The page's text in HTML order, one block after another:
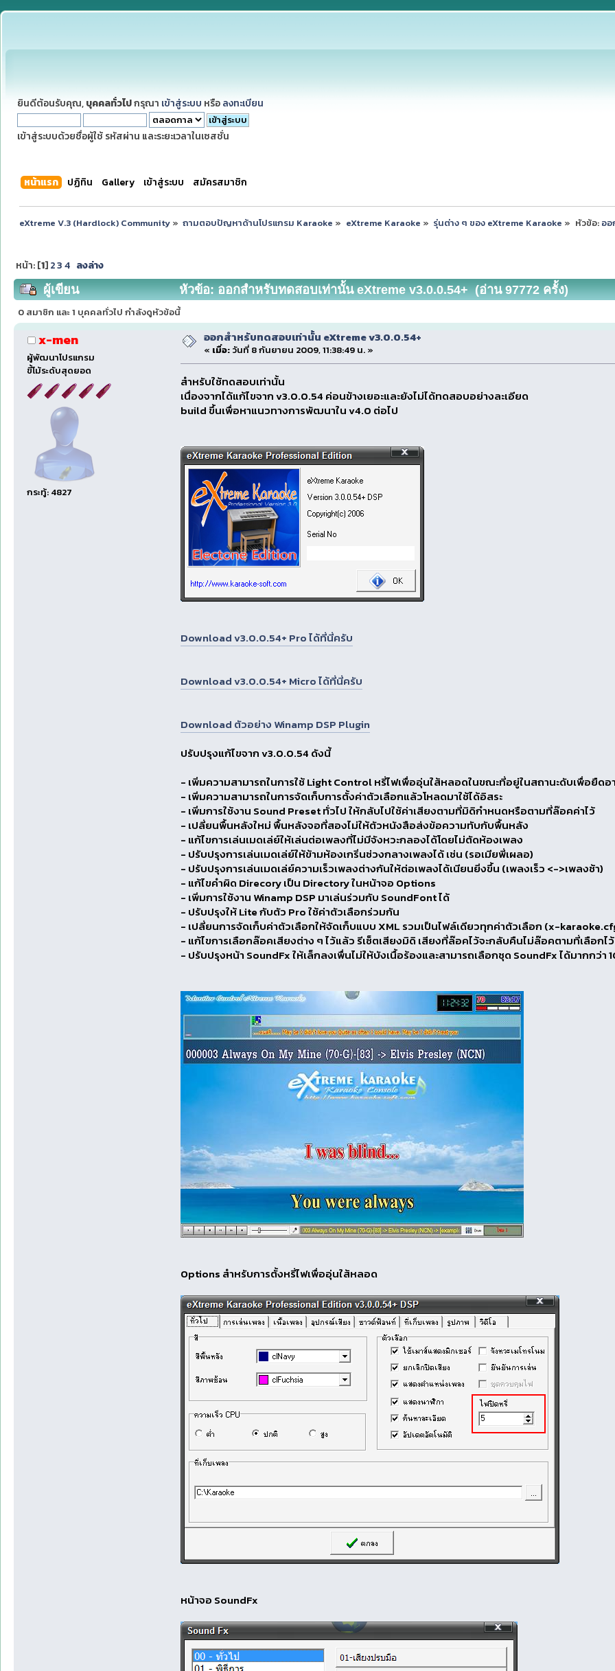
ยินดีต้อนรับคุณ, บุคคลทั่วไปกรุณา เข้าสู่ระบบ หรือ ลงทะเบียน
เข้าสู่ระบบด้วยชื่อผู้ใช้ รหัสผ่าน และระยะเวลาในเซสชั่น
หน้าแรก ปฏิทิน Gallery เข้าสู่ระบบ สมัครสมาชิก
eXtreme V.3 (Hardlock) Community» ถามตอบปัญหาด้านโปรแกรม Karaoke » eXtreme Karaoke » รุ่นต่าง ๆ ของ eXtreme Karaoke » หัวข้อ: ออ
หน้า: [1] 23 4 ลงล่าง
ผู้เขียน หัวข้อ: ออกสำหรับทดสอบเท่านั้น eXtreme v3.0.0.54+ (อ่าน 97772 ครั้ง)
0 สมาชิก และ 1 บุคคลทั่วไป กำลังดูหัวข้อนี้
x-men
ผู้พัฒนาโปรแกรม
ขี้โม้ระดับสุดยอด
กระทู้: 4827
ออกสำหรับทดสอบเท่านั้น eXtreme v3.0.0.54+
« เมื่อ:วันที่ 8 กันยายน 2009, 11:38:49 น. »
สำหรับใช้ทดสอบเท่านั้น
เนื่องจากได้แก้ไขจาก v3.0.0.54 ค่อนข้างเยอะและยังไม่ได้ทดสอบอย่างละเอียด
build ขึ้นเพื่อหาแนวทางการพัฒนาใน v4.0 ต่อไป
Download v3.0.0.54+ Pro ได้ที่นี่ครับ
Download v3.0.0.54+ Micro ได้ที่นี่ครับ
Download ตัวอย่าง Winamp DSP Plugin
ปรับปรุงแก้ไขจาก v3.0.0.54 ดังนี้
- เพิ่มความสามารถในการใช้ Light Control หรี่ไฟเพื่ออุ่นใส้หลอดในขณะที่อยู่ในสถานะดับเพื่อยืด
- เพิ่มความสามารถในการจัดเก็บการตั้งค่าตัวเลือกแล้วโหลดมาใช้ได้อิสระ
- เพิ่มการใช้งาน Sound Preset ทั่วไป ให้กลับไปใช้ค่าเสียงตามที่มิดิกำหนดหรือตามที่ล๊อคค่าไว้
- เปลี่ยนพื้นหลังใหม่ พื้นหลังจอที่สองไม่ให้ตัวหนังสือส่งข้อความทับกับพื้นหลัง
- แก้ไขการเล่นเมดเล่ย์ให้เล่นต่อเพลงที่ไม่มีจังหวะกลองได้โดยไม่ตัดห้องเพลง
- ปรับปรุงการเล่นเมดเล่ย์ให้ข้ามห้องเกริ่นช่วงกลางเพลงได้ เช่น (รอเมียพี่เผลอ)
- ปรับปรุงการเล่นเมดเล่ย์ความเร็วเพลงต่างกันให้ต่อเพลงได้เนียนยิ่งขึ้น (เพลงเร็ว <->เพลงช้า)
- แก้ไขคำผิด Direcory เป็น Directory ในหน้าจอ Options
- เพิ่มการใช้งาน Winamp DSP มาเล่นร่วมกับ SoundFont ได้
- ปรับปรุงให้ Lite กับตัว Pro ใช้ค่าตัวเลือกร่วมกัน
- เปลี่ยนการจัดเก็บค่าตัวเลือกให้จัดเก็บแบบ XML รวมเป็นไฟล์เดียวทุกค่าตัวเลือก (x-
- แก้ไขการเลือกล๊อคเสียงต่าง ๆ ไว้แล้ว รีเซ็ตเสียงมิดิ เสียงที่ล๊อคไว้จะกลับคืนไม่ล๊อคตามที่เลือกไว้
- ปรับปรุงหน้า SoundFx ให้เล็กลงเพื่นไม่ให้บังเนื้อร้องและสามารถเลือกชุด SoundFx ได้มากกว่า
Options สำหรับการตั้งหรี่ไฟเพื่ออุ่นใส้หลอด
หน้าจอ SoundFx